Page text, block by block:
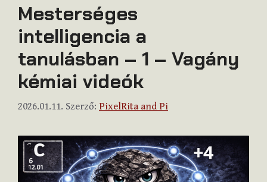
Mesterséges
intelligencia a
tanulásban – 1 – Vagány
kémiai videók
2026.01.11. Szerző: PixelRita and Pi